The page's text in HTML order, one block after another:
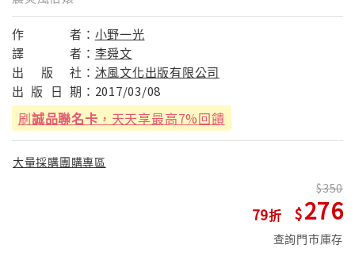
作 者： 小野一光
譯
者： 李舜文
出
版 社： 沐風文化出版有限公司
出 版 日 期： 2017/03/08
刷誠品聯名卡 ，天天享最高7%回饋
大量採購團購專區
79
350
276
查詢門市庫存